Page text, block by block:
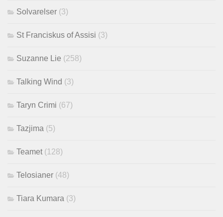
Solvarelser (3)
St Franciskus of Assisi (3)
Suzanne Lie (258)
Talking Wind (3)
Taryn Crimi (67)
Tazjima (5)
Teamet (128)
Telosianer (48)
Tiara Kumara (3)